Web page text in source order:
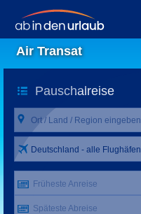
Air Transat
Deutschland - alle Flughäfen
Früheste Anreise
Späteste Abreise